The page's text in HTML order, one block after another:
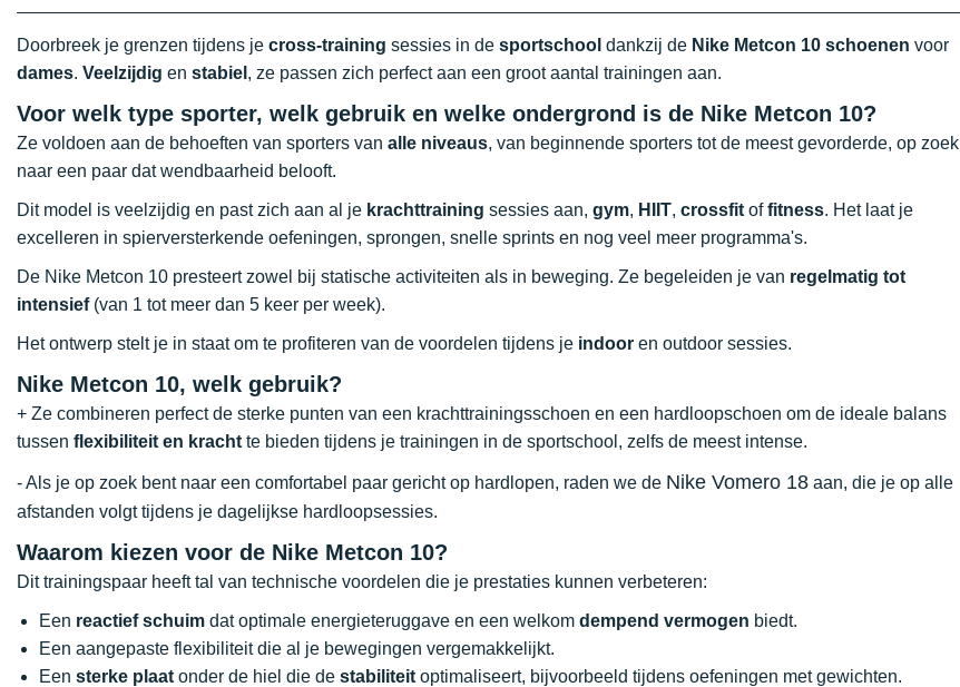
Doorbreek je grenzen tijdens je cross-training sessies in de sportschool dankzij de Nike Metcon 10 schoenen voor
dames. Veelzijdig en stabiel , ze passen zich perfect aan een groot aantal trainingen aan.
Voor welk type sporter, welk gebruik en welke ondergrond is de Nike Metcon 10?
Ze voldoen aan de behoeften van sporters van alle niveaus, van beginnende sporters tot de meest gevorderde, op zoek
naar een paar dat wendbaarheid belooft.
Dit model is veelzijdig en past zich aan al je krachttraining sessies aan, gym, HIIT, crossfit offitness. Het laat je
excelleren in spierversterkende oefeningen, sprongen, snelle sprints en nog veel meer programma's.
De Nike Metcon 10 presteert zowel bij statische activiteiten als in beweging. Ze begeleiden je van regelmatig tot
intensief(van 1 tot meer dan 5 keer per week).
Het ontwerp stelt je in staat om te profiteren van de voordelen tijdens je indoor en outdoor sessies.
Nike Metcon 10, welk gebruik?
+ Ze combineren perfect de sterke punten van een krachttrainingsschoen en een hardloopschoen om de ideale balans
tussen flexibiliteit en kracht te bieden tijdens je trainingen in de sportschool, zelfs de meest intense.
- Als je op zoek bent naar een comfortabel paar gericht op hardlopen, raden we de Nike Vomero 18 aan, die je op alle
afstanden volgt tijdens je dagelijkse hardloopsessies.
Waarom kiezen voor de Nike Metcon 10?
Dit trainingspaar heeft tal van technische voordelen die je prestaties kunnen verbeteren:
Een reactief schuim dat optimale energieteruggave en een welkom dempend vermogen biedt.
Een aangepaste flexibiliteit die al je bewegingen vergemakkelijkt.
Een sterke plaat onder de hiel die de stabiliteit optimaliseert, bijvoorbeeld tijdens oefeningen met gewichten.